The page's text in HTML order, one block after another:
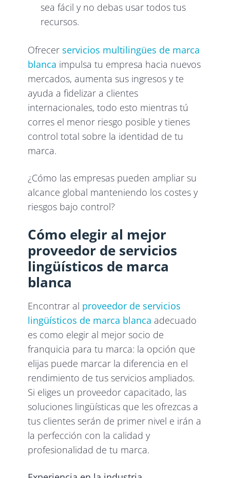
sea fácil y no debas usar todos tus
recursos.
Ofrecer servicios multilingües de marca
blanca impulsa tu empresa hacia nuevos
mercados, aumenta sus ingresos y te
ayuda a fidelizar a clientes
internacionales, todo esto mientras tú
corres el menor riesgo posible y tienes
control total sobre la identidad de tu
marca.
¿Cómo las empresas pueden ampliar su
alcance global manteniendo los costes y
riesgos bajo control?
Cómo elegir al mejor
proveedor de servicios
lingüísticos de marca
blanca
Encontrar al proveedor de servicios
lingüísticos de marca blanca adecuado
es como elegir al mejor socio de
franquicia para tu marca: la opción que
elijas puede marcar la diferencia en el
rendimiento de tus servicios ampliados.
Si eliges un proveedor capacitado, las
soluciones lingüísticas que les ofrezcas a
tus clientes serán de primer nivel e irán a
la perfección con la calidad y
profesionalidad de tu marca.